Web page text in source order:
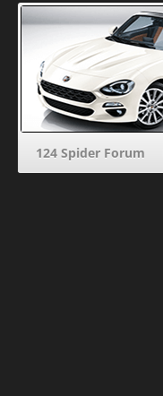
124 Spider Forum